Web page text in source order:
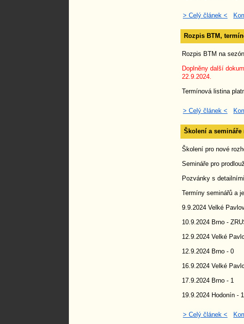
> Celý článek <
Rozpis BTM,
Rozpis BTM na
Doplněny další
22.9.2024.
Termínová listina
> Celý článek <
Školení a
Školení pro nové
Semináře pro
Pozvánky s
Termíny seminářů a
9.9.2024 Velké
10.9.2024 Brno -
12.9.2024 Velké
12.9.2024 Brno - 0
16.9.2024 Velké
17.9.2024 Brno - 1
19.9.2024 Hodonín -
> Celý článek <